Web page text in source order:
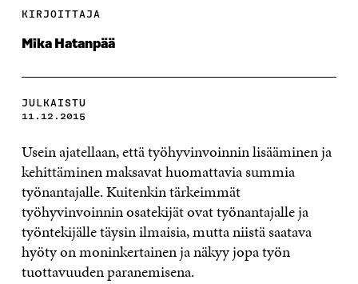
KIRJOITTAJA
Mika Hatanpää
JULKAISTU
11.12.2015
Usein ajatellaan, että työhyvinvoinnin lisääminen ja
kehittäminen maksavat huomattavia summia
työnantajalle. Kuitenkin tärkeimmät
työhyvinvoinnin osatekijät ovat työnantajalle ja
työntekijälle täysin ilmaisia, mutta niistä saatava
hyöty on moninkertainen ja näkyy jopa työn
tuottavuuden paranemisena.